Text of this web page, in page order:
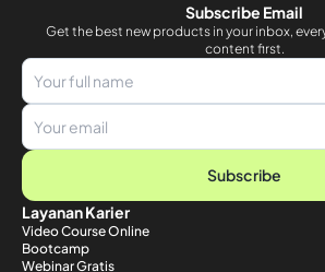
Subscribe Email
Get the best new products in your inbox,
content first.
Subscribe
Layanan Karier
Video Course Online
Bootcamp
Webinar Gratis